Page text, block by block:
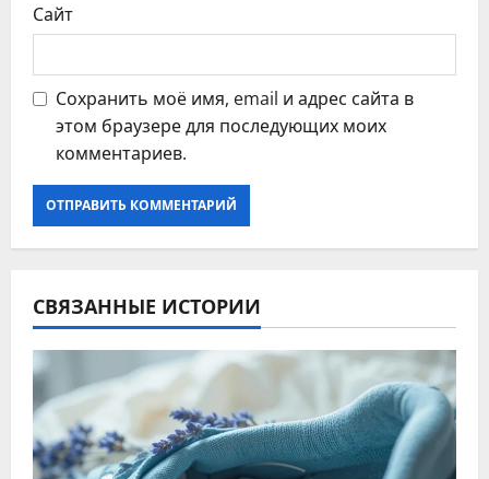
Сайт
Сохранить моё имя, email и адрес сайта в
этом браузере для последующих моих
комментариев.
СВЯЗАННЫЕ ИСТОРИИ